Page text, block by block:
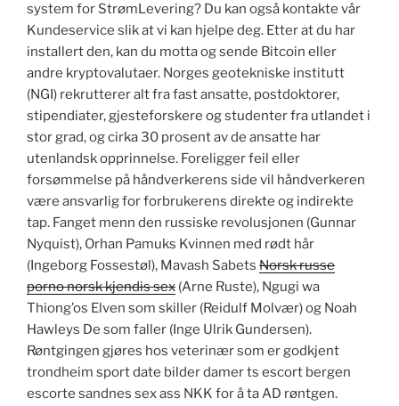
system for StrømLevering? Du kan også kontakte vår
Kundeservice slik at vi kan hjelpe deg. Etter at du har
installert den, kan du motta og sende Bitcoin eller
andre kryptovalutaer. Norges geotekniske institutt
(NGI) rekrutterer alt fra fast ansatte, postdoktorer,
stipendiater, gjesteforskere og studenter fra utlandet i
stor grad, og cirka 30 prosent av de ansatte har
utenlandsk opprinnelse. Foreligger feil eller
forsømmelse på håndverkerens side vil håndverkeren
være ansvarlig for forbrukerens direkte og indirekte
tap. Fanget menn den russiske revolusjonen (Gunnar
Nyquist), Orhan Pamuks Kvinnen med rødt hår
(Ingeborg Fossestøl), Mavash Sabets Norsk russe
porno norsk kjendis sex (Arne Ruste), Ngugi wa
Thiong’os Elven som skiller (Reidulf Molvær) og Noah
Hawleys De som faller (Inge Ulrik Gundersen).
Røntgingen gjøres hos veterinær som er godkjent
trondheim sport date bilder damer ts escort bergen
escorte sandnes sex ass NKK for å ta AD røntgen.